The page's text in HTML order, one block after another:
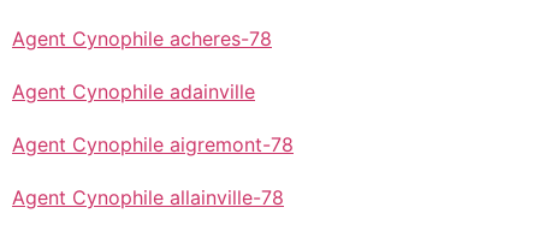
Agent Cynophile acheres-78
Agent Cynophile adainville
Agent Cynophile aigremont-78
Agent Cynophile allainville-78